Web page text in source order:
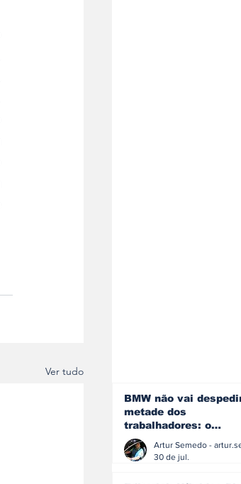
Ver tudo
BMW não vai
metade dos
trabalhadores: o
problema é o
que muitos decidiram
30 de jul.